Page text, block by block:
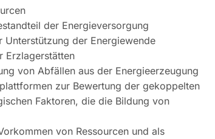
der Energieversorgung
der Energiewende
Erzlagerstätten
von Abfällen aus der Energieerzeugung
zur Bewertung der gekoppelten
Faktoren, die die Bildung von
von Ressourcen und als